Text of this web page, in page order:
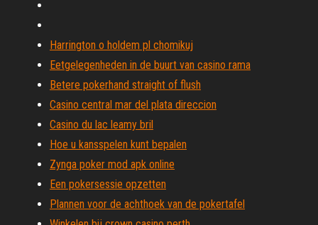
Harrington o holdem pl chomikuj
Eetgelegenheden in de buurt van casino rama
Betere pokerhand straight of flush
Casino central mar del plata direccion
Casino du lac leamy bril
Hoe u kansspelen kunt bepalen
Zynga poker mod apk online
Een pokersessie opzetten
Plannen voor de achthoek van de pokertafel